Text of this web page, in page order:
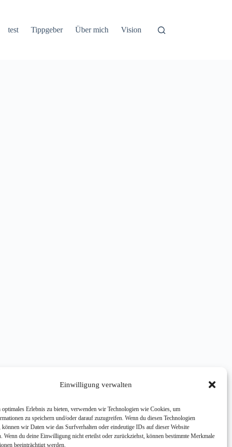
Einwilligung verwalten
Erlebnis zu bieten, verwenden wir Technologien wie Cookies, um
zu speichern und/oder darauf zuzugreifen. Wenn du diesen Technologien
können wir Daten wie das Surfverhalten oder eindeutige IDs auf dieser Website
Wenn du deine Einwilligung nicht erteilst oder zurückziehst, können bestimmte Merkmale
beeinträchtigt werden.
test Tippgeber Über mich Vision